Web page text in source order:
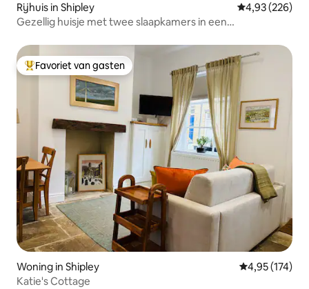
Rijhuis in Shipley Gemiddelde
4,93 (226)
Gezellig huisje met twee slaapkamers in een
Topfavoriet van gasten
Favoriet van gasten
Woning in Shipley Gemiddelde
4,95 (174)
Katie's Cottage